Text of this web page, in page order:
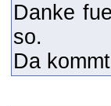
Danke
so.
Da